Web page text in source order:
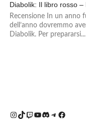
Diabolik: Il libro rosso
Recensione In un anno
dell’anno dovremmo
Diabolik. Per prepararsi...
Instagram
TikTok
Twitch
YouTube
Discord
Telegram